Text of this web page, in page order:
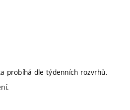
probíhá dle týdenních rozvrhů.